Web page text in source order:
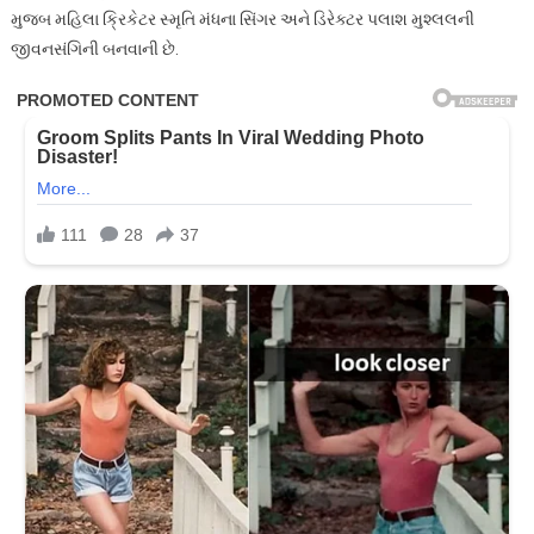
મુજબ મહિલા ક્રિકેટર સ્મૃતિ મંધના સિંગર અને ડિરેક્ટર પલાશ મુશ્લલની
જીવનસંગિની બનવાની છે.